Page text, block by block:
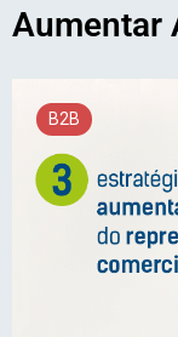
Aumentar
B2B